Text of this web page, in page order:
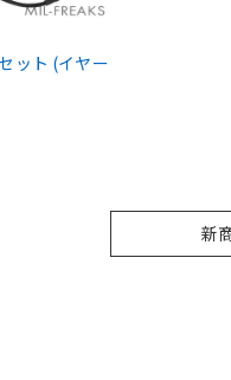
ット (イヤー
新